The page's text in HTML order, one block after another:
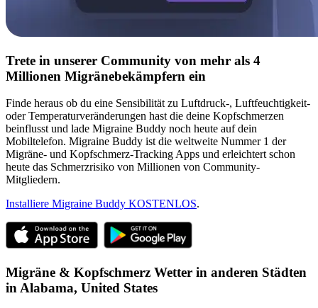
Trete in unserer Community von mehr als 4
Millionen Migränebekämpfern ein
Finde heraus ob du eine Sensibilität zu Luftdruck-, Luftfeuchtigkeit-
oder Temperaturveränderungen hast die deine Kopfschmerzen
beinflusst und lade Migraine Buddy noch heute auf dein
Mobiltelefon. Migraine Buddy ist die weltweite Nummer 1 der
Migräne- und Kopfschmerz-Tracking Apps und erleichtert schon
heute das Schmerzrisiko von Millionen von Community-
Mitgliedern.
Installiere Migraine Buddy KOSTENLOS.
Migräne & Kopfschmerz Wetter in anderen Städten
in Alabama, United States